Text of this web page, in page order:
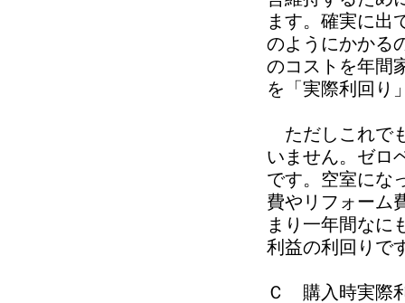
ます。確実に出
のようにかかる
のコストを年間
を「実際利回り
ただしこれで
いません。ゼロ
です。空室にな
費やリフォーム
まり一年間なに
利益の利回りで
Ｃ 購入時実際